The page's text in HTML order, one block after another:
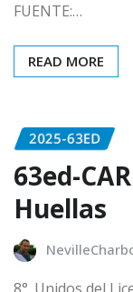
FUENTE:…
READ MORE
2025-63ED
63ed-
Huellas